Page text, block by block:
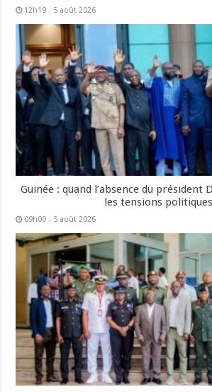
12h19 - 5 août 2026
Guinée : quand l’absence du président
les tensions politiques
09h00 - 5 août 2026